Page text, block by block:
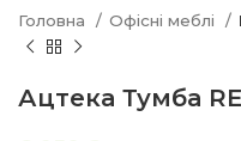
Головна Офісні меблі
Ацтека Тумба